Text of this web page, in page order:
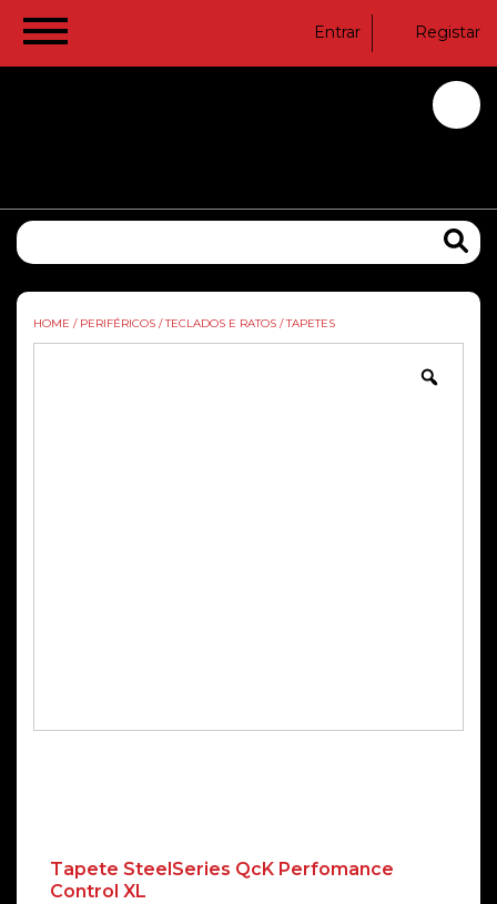
Entrar Registar
HOME / PERIFÉRICOS / TECLADOS E RATOS / TAPETES
Tapete SteelSeries QcK Perfomance
Control XL